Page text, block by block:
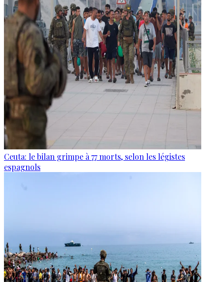
Ceuta: le bilan grimpe à 77 morts, selon les légistes
espagnols